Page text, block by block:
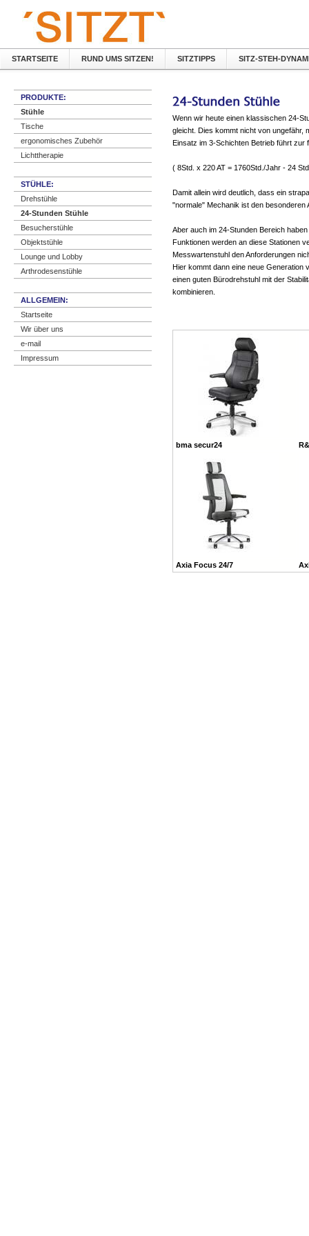
STARTSEITE RUND UMS SITZEN! SITZTIPPS SITZ-STEH-
PRODUKTE:
Stühle
Tische
ergonomisches Zubehör
Lichttherapie
STÜHLE:
Drehstühle
24-Stunden Stühle
Besucherstühle
Objektstühle
Lounge und Lobby
Arthrodesenstühle
ALLGEMEIN:
Startseite
Wir über uns
e-mail
Impressum
Wenn wir heute einen klassischen 24-
gleicht. Dies kommt nicht von ungefähr,
Einsatz im 3-Schichten Betrieb führt zur
( 8Std. x 220 AT = 1760Std./Jahr - 24
Damit allein wird deutlich, dass ein
"normale" Mechanik ist den
Aber auch im 24-Stunden Bereich
Funktionen werden an diese Stationen
Messwartenstuhl den Anforderungen
Hier kommt dann eine neue Generation
einen guten Bürodrehstuhl mit der
kombinieren.
bma secur24
Axia Focus 24/7